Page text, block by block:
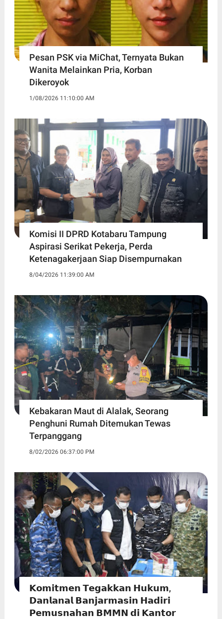
Pesan PSK via MiChat, Ternyata Bukan
Wanita Melainkan Pria, Korban
Dikeroyok
1/08/2026 11:10:00 AM
Komisi II DPRD Kotabaru Tampung
Aspirasi Serikat Pekerja, Perda
Ketenagakerjaan Siap Disempurnakan
8/04/2026 11:39:00 AM
Kebakaran Maut di Alalak, Seorang
Penghuni Rumah Ditemukan Tewas
Terpanggang
8/02/2026 06:37:00 PM
𝗞𝗼𝗺𝗶𝘁𝗺𝗲𝗻 𝗧𝗲𝗴𝗮𝗸𝗸𝗮𝗻 𝗛𝘂𝗸𝘂𝗺,
𝗗𝗮𝗻𝗹𝗮𝗻𝗮𝗹 𝗕𝗮𝗻𝗷𝗮𝗿𝗺𝗮𝘀𝗶𝗻 𝗛𝗮𝗱𝗶𝗿𝗶
𝗣𝗲𝗺𝘂𝘀𝗻𝗮𝗵𝗮𝗻 𝗕𝗠𝗠𝗡 𝗱𝗶 𝗞𝗮𝗻𝘁𝗼𝗿